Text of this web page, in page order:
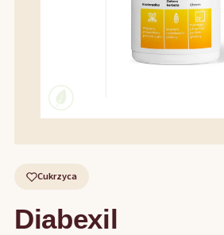
Cukrzyca
Diabexil